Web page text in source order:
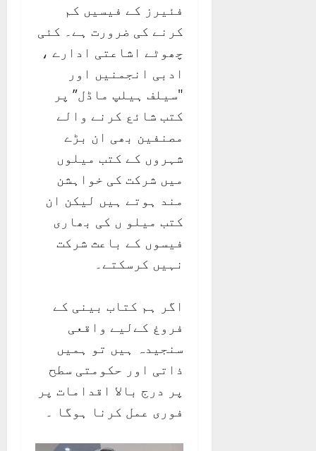
فئیرز کے فیسیں کم
کرنے کی ضرورت ہے۔ کئی
چھوٹے اشاعتی ادارے ،
ادبی انجمنیں اور
"سیلف ہیلپ ماڈل” پر
کتب شائع کرنے والے
مصنفین بھی ان بڑے
شہروں کے کتب میلوں
میں شرکت کی خواہشن
مند ہوتے ہیں لیکن ان
کتب میلو ں کی بھاری
فیسوں کے باعث شرکت
نہیں کرسکتے۔
اگر ہم کتاب بینی کے
فروغ کےلیے واقعی
سنجیدہ ہیں تو ہمیں
ذاتی اور حکومتی سطح
پر درج بالا اقدامات پر
فوری عمل کرنا ہوگا ۔